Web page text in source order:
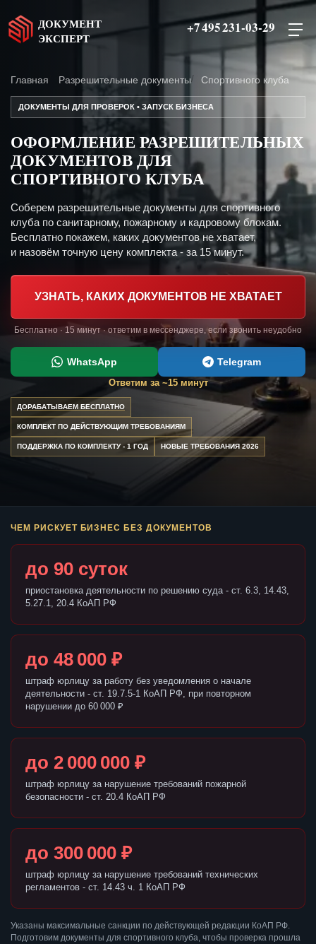
ДОКУМЕНТ
ЭКСПЕРТ
+7 495 231-03-29
Главная Разрешительные документы Спортивного клуба
ДОКУМЕНТЫ ДЛЯ ПРОВЕРОК • ЗАПУСК БИЗНЕСА
ОФОРМЛЕНИЕ РАЗРЕШИТЕЛЬНЫХ
ДОКУМЕНТОВ ДЛЯ
СПОРТИВНОГО КЛУБА
Соберем разрешительные документы для спортивного
клуба по санитарному, пожарному и кадровому блокам.
Бесплатно покажем, каких документов не хватает,
и назовём точную цену комплекта - за 15 минут.
УЗНАТЬ, КАКИХ ДОКУМЕНТОВ НЕ ХВАТАЕТ
Бесплатно · 15 минут · ответим в мессенджере, если звонить неудобно
WhatsApp Telegram
Ответим за ~15 минут
ДОРАБАТЫВАЕМ БЕСПЛАТНО
КОМПЛЕКТ ПО ДЕЙСТВУЮЩИМ ТРЕБОВАНИЯМ
ПОДДЕРЖКА ПО КОМПЛЕКТУ - 1 ГОД НОВЫЕ ТРЕБОВАНИЯ 2026
ЧЕМ РИСКУЕТ БИЗНЕС БЕЗ ДОКУМЕНТОВ
до 90 суток
приостановка деятельности по решению суда - ст. 6.3, 14.43,
5.27.1, 20.4 КоАП РФ
до 48 000 ₽
штраф юрлицу за работу без уведомления о начале
деятельности - ст. 19.7.5-1 КоАП РФ, при повторном
нарушении до 60 000 ₽
до 2 000 000 ₽
штраф юрлицу за нарушение требований пожарной
безопасности - ст. 20.4 КоАП РФ
до 300 000 ₽
штраф юрлицу за нарушение требований технических
регламентов - ст. 14.43 ч. 1 КоАП РФ
Указаны максимальные санкции по действующей редакции КоАП РФ.
Подготовим документы для спортивного клуба, чтобы проверка прошла